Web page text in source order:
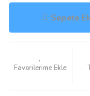
Sepete